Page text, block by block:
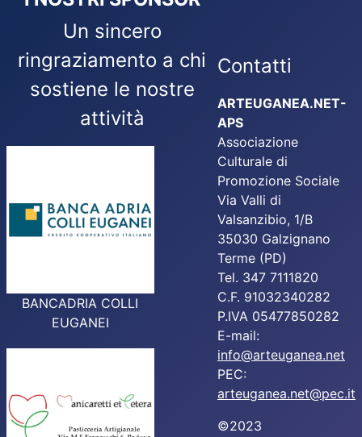
Un sincero
ringraziamento a chi
sostiene le nostre
attività
BANCADRIA COLLI
EUGANEI
Contatti
ARTEUGANEA.NET-
APS
Associazione
Culturale di
Promozione Sociale
Via Valli di
Valsanzibio, 1/B
35030 Galzignano
Terme (PD)
Tel. 347 7111820
C.F. 91032340282
P.IVA 05477850282
E-mail:
info@arteuganea.net
PEC:
arteuganea.net@pec.it
©2023